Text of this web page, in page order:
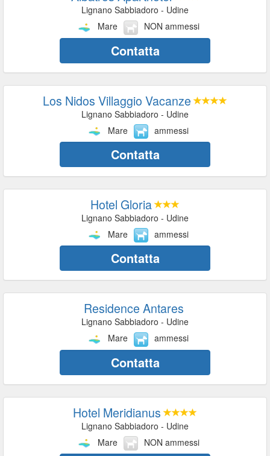
Lignano Sabbiadoro - Udine
Mare
NON ammessi
Contatta
Los Nidos Villaggio Vacanze
Lignano Sabbiadoro - Udine
Mare
ammessi
Contatta
Hotel Gloria
Lignano Sabbiadoro - Udine
Mare
ammessi
Contatta
Residence Antares
Lignano Sabbiadoro - Udine
Mare
ammessi
Contatta
Hotel Meridianus
Lignano Sabbiadoro - Udine
Mare
NON ammessi